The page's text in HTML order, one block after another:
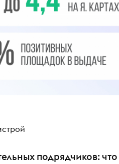
подрядчиков: